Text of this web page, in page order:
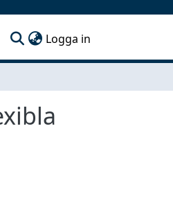
Logga in